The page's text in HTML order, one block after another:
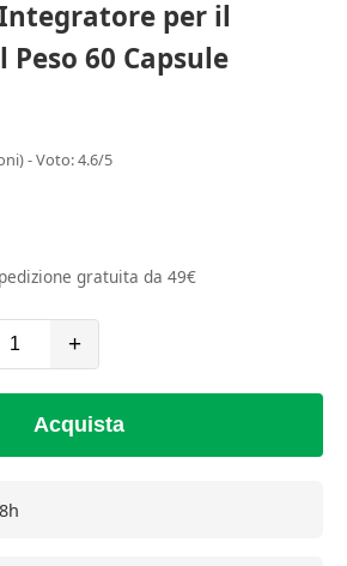
Integratore per il
60 Capsule
- Voto: 4.6/5
gratuita da 49€
+
Acquista